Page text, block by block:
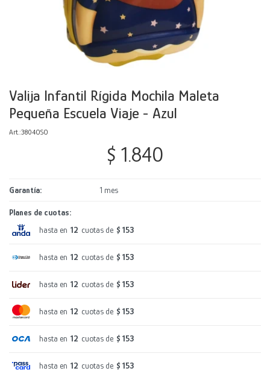
Valija Infantil Rígida Mochila Maleta
Pequeña Escuela Viaje - Azul
3804OSO
$ 1.840
Garantía 1 mes
Planes de cuotas:
hasta en 12 cuotas de $ 153
hasta en 12 cuotas de $ 153
hasta en 12 cuotas de $ 153
hasta en 12 cuotas de $ 153
hasta en 12 cuotas de $ 153
hasta en 12 cuotas de $ 153
Calefactores
Acolchados y Frazadas
Accesorios para el hogar
Muebles Infantiles